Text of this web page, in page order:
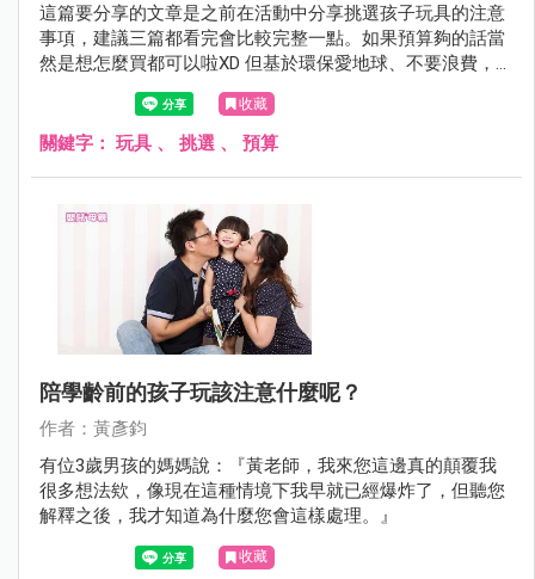
這篇要分享的文章是之前在活動中分享挑選孩子玩具的注意
事項，建議三篇都看完會比較完整一點。如果預算夠的話當
然是想怎麼買都可以啦XD 但基於環保愛地球、不要浪費，可
以把金錢用在栽培孩子其他能力或多去不同的地方增廣見聞
也很好，對吧？幫大家排好閱讀順序了，放心點下去看完就
好囉。
收藏
關鍵字： 玩具 、 挑選 、 預算
陪學齡前的孩子玩該注意什麼呢？
作者：黃彥鈞
有位3歲男孩的媽媽說：『黃老師，我來您這邊真的顛覆我
很多想法欸，像現在這種情境下我早就已經爆炸了，但聽您
解釋之後，我才知道為什麼您會這樣處理。』
收藏